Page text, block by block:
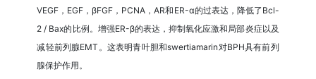
VEGF，EGF，βFGF，PCNA，AR和ER-α的过表达，降低了Bcl-
2 / Bax的比例。增强ER-β的表达，抑制氧化应激和局部炎症以及
减轻前列腺EMT。这表明青叶胆和swertiamarin对BPH具有前列
腺保护作用。